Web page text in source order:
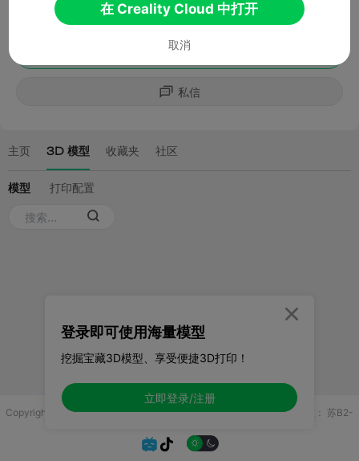
Copyright © 2025 无锡控博科技有限公司 版权所有增值电信业务许可证： 苏B2-
 
登录即可使用海量模型
挖掘宝藏3D模型、享受便捷3D打印！
立即登录/注册

在 Creality Cloud 中打开
取消